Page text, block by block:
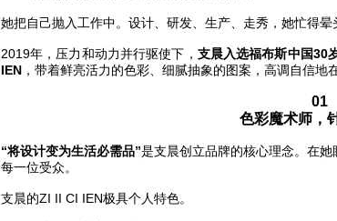
她把自己抛入工作中。设计、研发、生产、走秀，她忙得晕
2019年，压力和动力并行驱使下， 支晨入选福布斯中国30
IEN ，带着鲜亮活力的色彩、细腻抽象的图案，高调自信地
01
色彩魔术师，
“将设计变为生活必需品”是支晨创立品牌的核心理念。在
每一位受众。
支晨的ZI II CI IEN极具个人特色。